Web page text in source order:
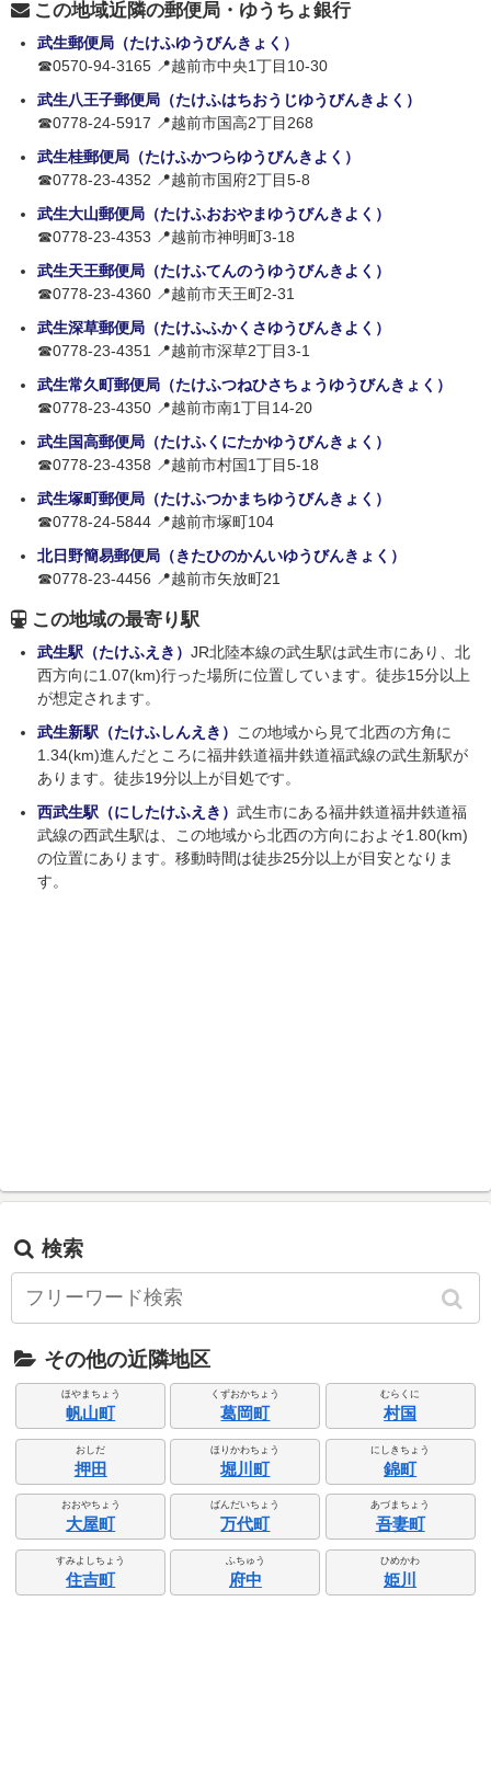
この地域近隣の郵便局・ゆうちょ銀行
武生郵便局（たけふゆうびんきょく）
☎0570-94-3165 📍越前市中央1丁目10-30
武生八王子郵便局（たけふはちおうじゆうびんきよく）
☎0778-24-5917 📍越前市国高2丁目268
武生桂郵便局（たけふかつらゆうびんきよく）
☎0778-23-4352 📍越前市国府2丁目5-8
武生大山郵便局（たけふおおやまゆうびんきよく）
☎0778-23-4353 📍越前市神明町3-18
武生天王郵便局（たけふてんのうゆうびんきよく）
☎0778-23-4360 📍越前市天王町2-31
武生深草郵便局（たけふふかくさゆうびんきよく）
☎0778-23-4351 📍越前市深草2丁目3-1
武生常久町郵便局（たけふつねひさちょうゆうびんきょく）
☎0778-23-4350 📍越前市南1丁目14-20
武生国高郵便局（たけふくにたかゆうびんきょく）
☎0778-23-4358 📍越前市村国1丁目5-18
武生塚町郵便局（たけふつかまちゆうびんきょく）
☎0778-24-5844 📍越前市塚町104
北日野簡易郵便局（きたひのかんいゆうびんきょく）
☎0778-23-4456 📍越前市矢放町21
この地域の最寄り駅
武生駅（たけふえき） JR北陸本線の武生駅は武生市にあり、北
西方向に1.07(km)行った場所に位置しています。徒歩15分以上
が想定されます。
武生新駅（たけふしんえき） この地域から見て北西の方角に
1.34(km)進んだところに福井鉄道福井鉄道福武線の武生新駅が
あります。徒歩19分以上が目処です。
西武生駅（にしたけふえき） 武生市にある福井鉄道福井鉄道福
武線の西武生駅は、この地域から北西の方向におよそ1.80(km)
の位置にあります。移動時間は徒歩25分以上が目安となりま
す。
検索
その他の近隣地区
ほやまちょう
帆山町
くずおかちょう
葛岡町
むらくに
村国
おしだ
押田
ほりかわちょう
堀川町
にしきちょう
錦町
おおやちょう
大屋町
ばんだいちょう
万代町
あづまちょう
吾妻町
すみよしちょう
住吉町
ふちゅう
府中
ひめかわ
姫川